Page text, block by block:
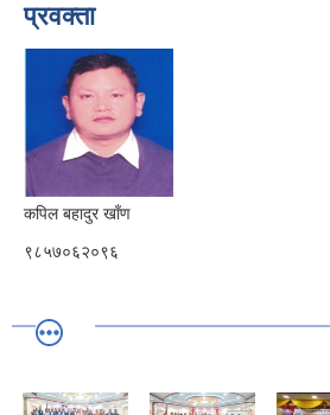
प्रवक्ता
कपिल बहादुर खाँण
९८५७०६२०९६